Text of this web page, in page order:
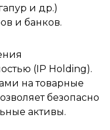
и др.)
и банков.
(IP Holding).
на товарные
безопасно
активы.